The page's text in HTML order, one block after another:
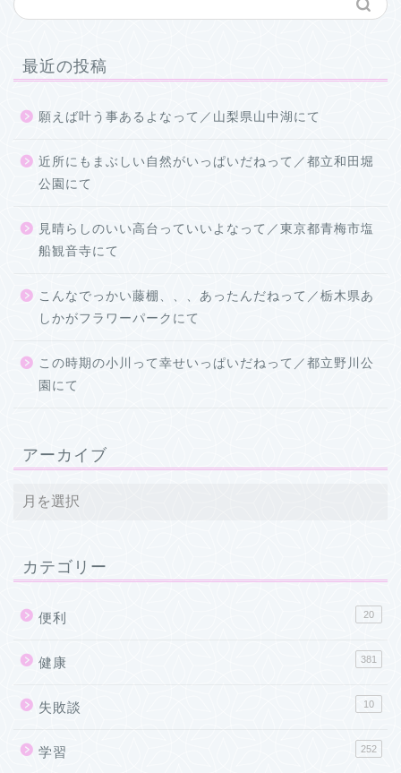
最近の投稿
願えば叶う事あるよなって／山梨県山中湖にて
近所にもまぶしい自然がいっぱいだねって／都立和田堀
公園にて
見晴らしのいい高台っていいよなって／東京都青梅市塩
船観音寺にて
こんなでっかい藤棚、、、あったんだねって／栃木県あ
しかがフラワーパークにて
この時期の小川って幸せいっぱいだねって／都立野川公
園にて
アーカイブ
カテゴリー
便利 20
健康 381
失敗談 10
学習 252